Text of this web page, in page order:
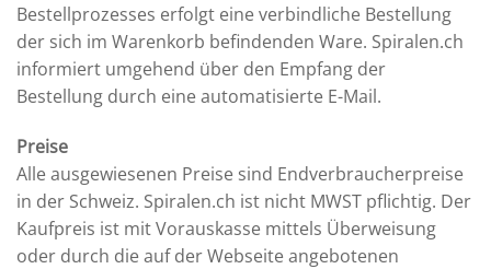
Bestellprozesses erfolgt eine verbindliche Bestellung
der sich im Warenkorb befindenden Ware. Spiralen.ch
informiert umgehend über den Empfang der
Bestellung durch eine automatisierte E-Mail.
Preise
Alle ausgewiesenen Preise sind Endverbraucherpreise
in der Schweiz. Spiralen.ch ist nicht MWST pflichtig. Der
Kaufpreis ist mit Vorauskasse mittels Überweisung
oder durch die auf der Webseite angebotenen